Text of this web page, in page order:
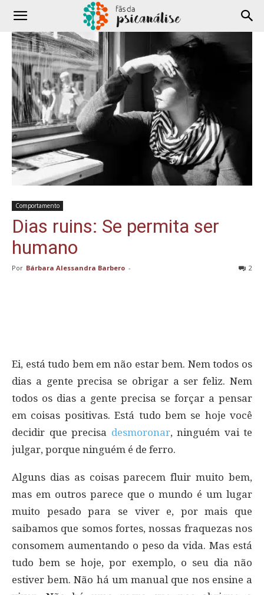
Comportamento
Dias ruins: Se permita ser
humano
Por Bárbara Alessandra Barbero - 2
Ei, está tudo bem em não estar bem. Nem todos os
dias a gente precisa se obrigar a ser feliz. Nem
todos os dias a gente precisa se forçar a pensar
em coisas positivas. Está tudo bem se hoje você
decidir que precisa desmoronar, ninguém vai te
julgar, porque ninguém é de ferro.
Alguns dias as coisas parecem fluir muito bem,
mas em outros parece que o mundo é um lugar
muito pesado para se viver e, por mais que
saibamos que somos fortes, nossas fraquezas nos
consomem aumentando o peso da vida. Mas está
tudo bem se hoje, por exemplo, o seu dia não
estiver bem. Não há um manual que nos ensine a